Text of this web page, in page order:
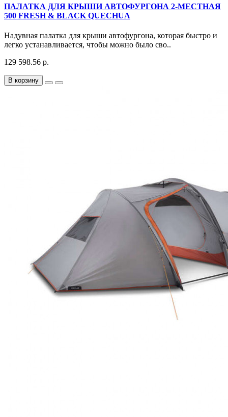
ПАЛАТКА ДЛЯ КРЫШИ АВТОФУРГОНА 2-МЕСТНАЯ
500 FRESH & BLACK QUECHUA
Надувная палатка для крыши автофургона, которая быстро и
легко устанавливается, чтобы можно было сво..
129 598.56 р.
В корзину